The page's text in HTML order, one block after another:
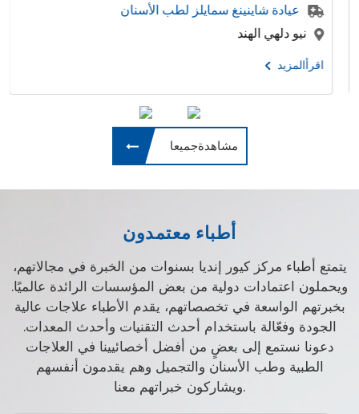
عيادة شاينينغ سمايلز لطب الأسنان
دلهي الهند
مشاهدةجميعا
أطباء معتمدون
يتمتع أطباء مركز كيور إنديا بسنوات من الخبرة في مجالاتهم،
ويحملون اعتمادات دولية من بعض المؤسسات الرائدة عالميًا.
بخبرتهم الواسعة في تخصصاتهم، يقدم الأطباء علاجات عالية
الجودة وفعّالة باستخدام أحدث التقنيات وأحدث المعدات.
دعونا نستمع إلى بعضٍ من أفضل أخصائيينا في العلاجات
الطبية وطب الأسنان والتجميل وهم يقدمون أنفسهم
ويشاركون خبراتهم معنا.